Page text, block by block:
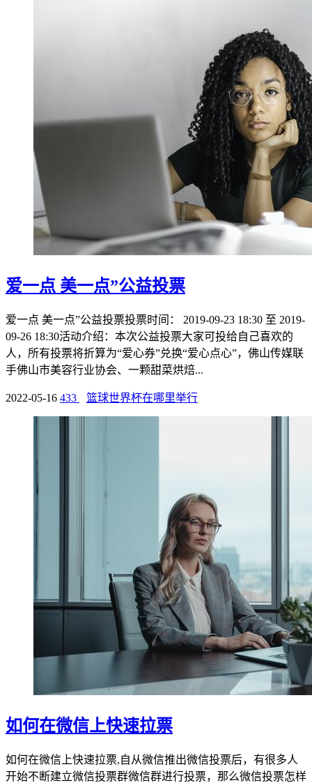
爱一点 美一点”公益投票
爱一点 美一点”公益投票投票时间： 2019-09-23 18:30 至 2019-
09-26 18:30活动介绍：本次公益投票大家可投给自己喜欢的
人，所有投票将折算为“爱心券”兑换“爱心点心”，佛山传媒联
手佛山市美容行业协会、一颗甜菜烘焙...
2022-05-16 433 篮球世界杯在哪里举行
如何在微信上快速拉票
如何在微信上快速拉票,自从微信推出微信投票后，有很多人
开始不断建立微信投票群微信群进行投票，那么微信投票怎样